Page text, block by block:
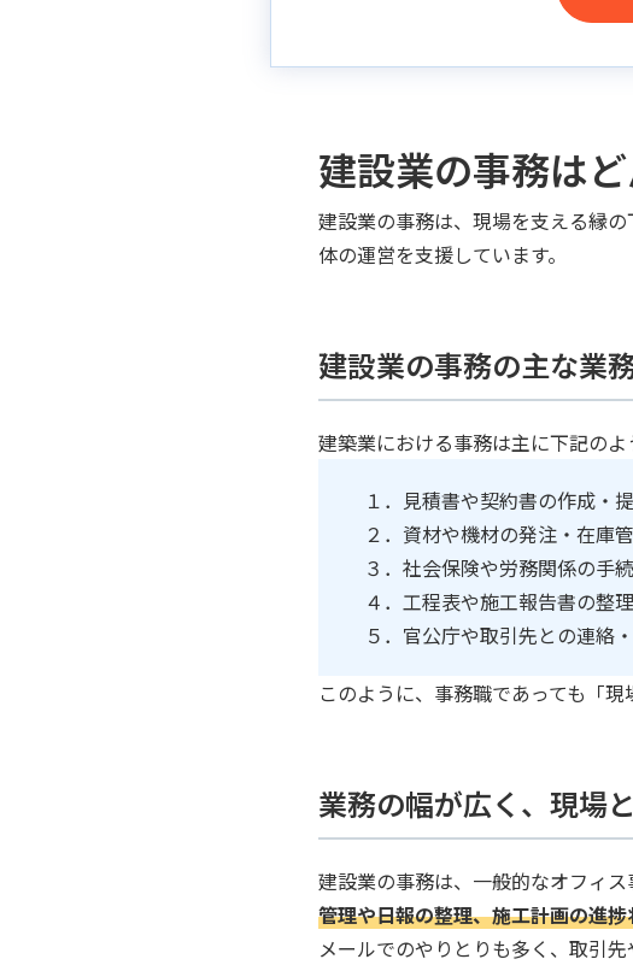
建設業の事務は
建設業の事務は、現場を支える縁
体の運営を支援しています。
建設業の事務の主な業
建築業における事務は主に下記のよ
１．見積書や契約書の作成・
２．資材や機材の発注・在庫
３．社会保険や労務関係の手
４．工程表や施工報告書の整理
５．官公庁や取引先との連絡
このように、事務職であっても「
業務の幅が広く、現場
建設業の事務は、一般的なオフィ
管理や日報の整理、施工計画の進
メールでのやりとりも多く、取引先